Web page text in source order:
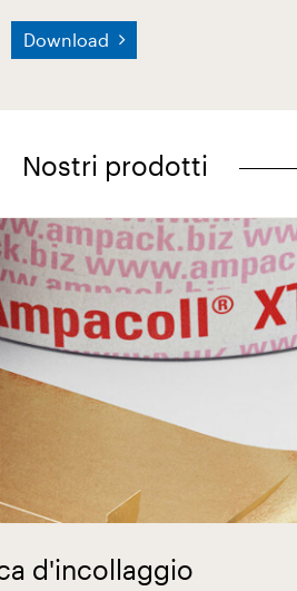
Download
Nostri prodotti
d'incollaggio